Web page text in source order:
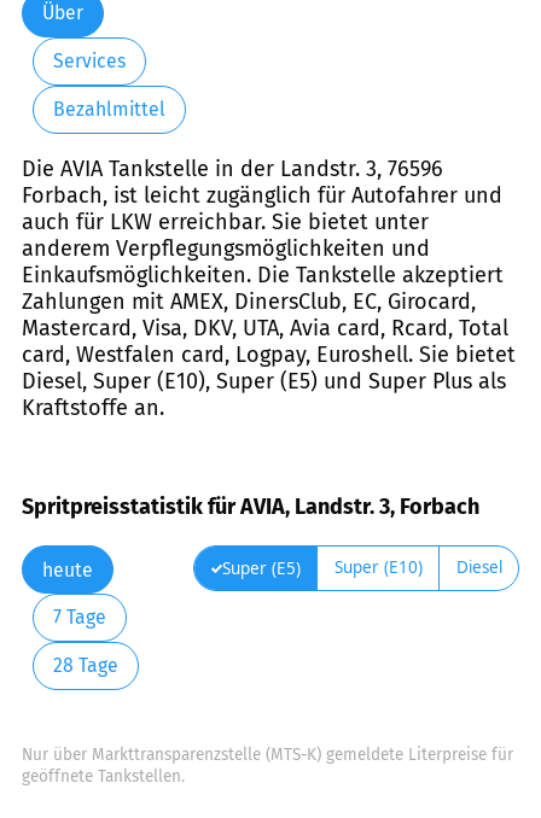
Über
Services
Bezahlmittel
Die AVIA Tankstelle in der Landstr. 3, 76596
Forbach, ist leicht zugänglich für Autofahrer und
auch für LKW erreichbar. Sie bietet unter
anderem Verpflegungsmöglichkeiten und
Einkaufsmöglichkeiten. Die Tankstelle akzeptiert
Zahlungen mit AMEX, DinersClub, EC, Girocard,
Mastercard, Visa, DKV, UTA, Avia card, Rcard, Total
card, Westfalen card, Logpay, Euroshell. Sie bietet
Diesel, Super (E10), Super (E5) und Super Plus als
Kraftstoffe an.
Spritpreisstatistik für AVIA, Landstr. 3, Forbach
heute
7 Tage
28 Tage
Super (E5) Super (E10) Diesel
Nur über Markttransparenzstelle (MTS-K) gemeldete Literpreise für
geöffnete Tankstellen.